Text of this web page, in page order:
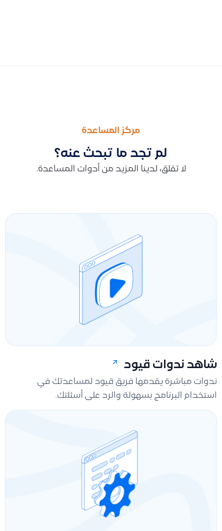
مركز المساعدة
لم تجد ما تبحث عنه؟
لا تقلق، لدينا المزيد من أدوات المساعدة.
شاهد ندوات قيود
ندوات مباشرة يقدمها فريق قيود لمساعدتك في
استخدام البرنامج بسهولة والرد على أسئلتك.